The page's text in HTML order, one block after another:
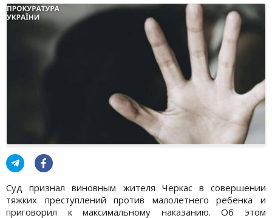
Суд признал виновным жителя Черкас в совершении
тяжких преступлений против малолетнего ребенка и
приговорил к максимальному наказанию. Об этом